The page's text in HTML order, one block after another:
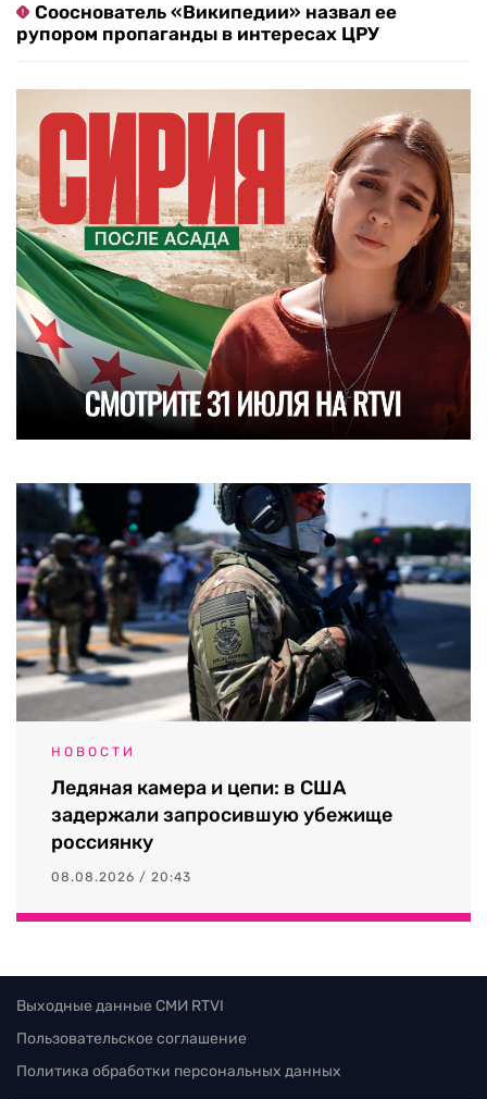
Сооснователь «Википедии» назвал ее
рупором пропаганды в интересах ЦРУ
НОВОСТИ
Ледяная камера и цепи: в США
задержали запросившую убежище
россиянку
08.08.2026 / 20:43
Выходные данные СМИ RTVI
Пользовательское соглашение
Политика обработки персональных данных